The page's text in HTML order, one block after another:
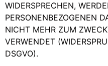
WIDERSPRECHEN,
PERSONENBEZOGENEN
NICHT MEHR ZUM
VERWENDET
DSGVO).